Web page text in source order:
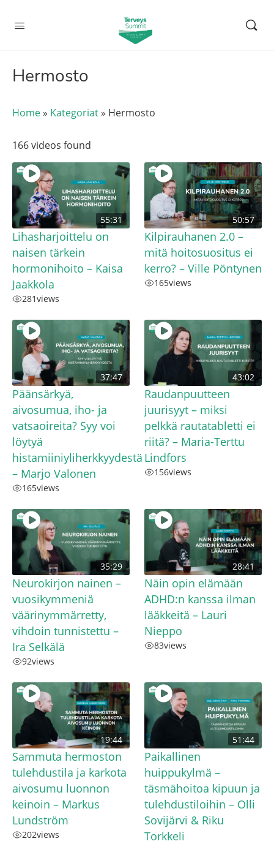
Hermosto
Home» Kategoriat» Hermosto
166 videos found
55:31
Lihasharjoittelu on
naisen tärkein
hormonihoito – Kaisa
Jaakkola
281views
50:57
Kilpirauhanen 2.0 –
mitä hoitosuositus ei
kerro? – Ville Pöntynen
165views
37:47
Päänsärkyä,
aivosumua, iho- ja
vatsaoireita? Syy voi
löytyä
histamiiniyliherkkyydestä
– Marjo Valonen
165views
43:02
Raudanpuutteen
juurisyyt – miksi
pelkkä rautatabletti ei
riitä? – Maria-Terttu
Lindfors
156views
35:29
Neurokirjon nainen –
vuosikymmeniä
väärinymmärretty,
vihdoin tunnistettu –
Ira Selkälä
92views
28:41
Näin opin elämään
ADHD:n kanssa ilman
lääkkeitä – Lauri
Nieppo
83views
19:44
Sammuta hermoston
tulehdustila ja karkota
aivosumu luonnon
keinoin – Markus
Lundström
202views
51:44
Paikallinen
huippukylmä –
täsmähoitoa kipuun ja
tulehdustiloihin – Olli
Sovijärvi & Riku
Torkkeli